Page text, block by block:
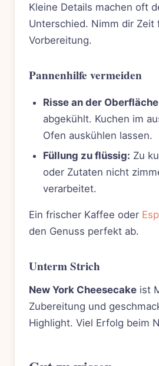
Kleine Details machen oft
Unterschied. Nimm dir Zeit
Vorbereitung.
Pannenhilfe vermeiden
Risse an der
abgekühlt. Kuchen im
Ofen auskühlen lassen.
Füllung zu flüssig: Zu
oder Zutaten nicht
verarbeitet.
Ein frischer Kaffee oder
den Genuss perfekt ab.
Unterm Strich
New York Cheesecake ist
Zubereitung und
Highlight. Viel Erfolg beim